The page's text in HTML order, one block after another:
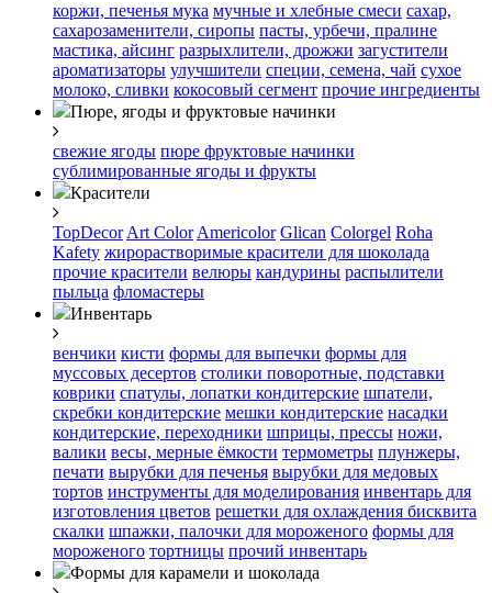
коржи, печенья мука мучные и хлебные смеси сахар,
сахарозаменители, сиропы пасты, урбечи, пралине
мастика, айсинг разрыхлители, дрожжи загустители
ароматизаторы улучшители специи, семена, чай сухое
молоко, сливки кокосовый сегмент прочие ингредиенты
Пюре, ягоды и фруктовые начинки
свежие ягоды пюре фруктовые начинки
сублимированные ягоды и фрукты
Красители
TopDecor Art Color Americolor Glican Colorgel Roha
Kafety жирорастворимые красители для шоколада
прочие красители велюры кандурины распылители
пыльца фломастеры
Инвентарь
венчики кисти формы для выпечки формы для
муссовых десертов столики поворотные, подставки
коврики cпатулы, лопатки кондитерские шпатели,
скребки кондитерские мешки кондитерские насадки
кондитерские, переходники шприцы, прессы ножи,
валики весы, мерные ёмкости термометры плунжеры,
печати вырубки для печенья вырубки для медовых
тортов инструменты для моделирования инвентарь для
изготовления цветов решетки для охлаждения бисквита
скалки шпажки, палочки для мороженого формы для
мороженого тортницы прочий инвентарь
Формы для карамели и шоколада